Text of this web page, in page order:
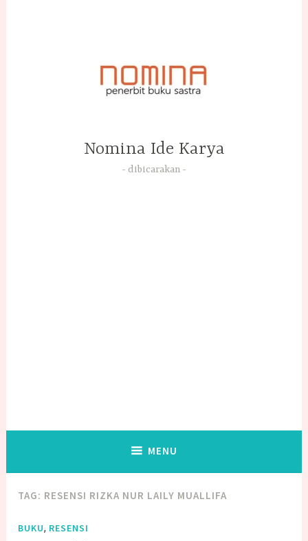
Nomina Ide Karya
dibicarakan
MENU
TAG: RESENSI RIZKA NUR LAILY MUALLIFA
BUKU, RESENSI